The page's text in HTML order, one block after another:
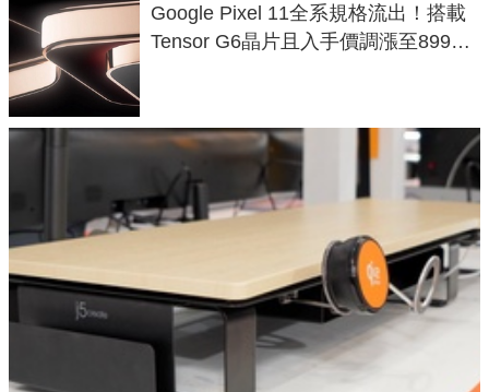
Google Pixel 11全系規格流出！搭載
Tensor G6晶片且入手價調漲至899美